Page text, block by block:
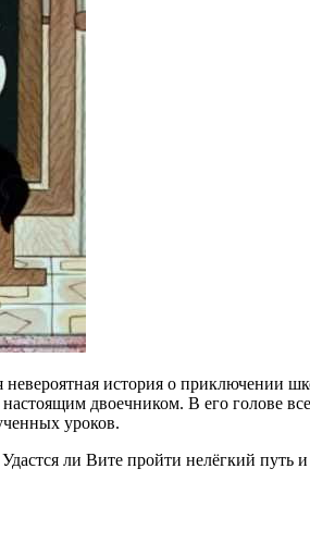
история о приключении
двоечником. В его голове
уроков.
ли Вите пройти нелёгкий путь